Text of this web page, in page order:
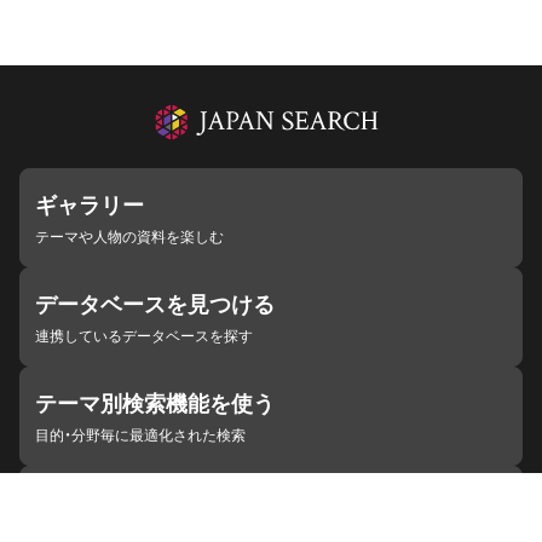
ギャラリー
テーマや人物の資料を楽しむ
データベースを見つける
連携しているデータベースを探す
テーマ別検索機能を使う
目的・分野毎に最適化された検索